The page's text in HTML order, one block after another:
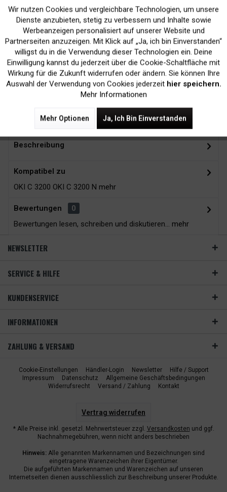
Kein Verlust der
Druckergarantie
Versand innerhalb von
24H*
Zubehör 12
Beschreibung
Kompatibel zu
OKI C 3200 OKI C 3200 N mehr
Bewertungen
0
Bewertungen lesen, schreiben und diskutieren... mehr
NEWSLETTER
SERVICE & HILFE
KUNDENSERVICE
INFORMATIONEN
ZAHLUNG & VERSAND
Cookie-Einstellungen Händler-Login Newsletter
Hilfe / Support
Impressum
Datenschutz
Allgemeine Geschäftsbedingungen
Widerrufsrecht
Versand / Zahlung Kontakt
Vertrag widerrufen
* Alle Preise inkl. gesetzl. Mehrwertsteuer zzgl. Versandkosten und ggf.
Nachnahmegebühren, wenn nicht anders beschrieben
Hinweis: Alle genannten Markennamen und Bezeichnungen sind
eingetragene Warenzeichen ihrer Eigentümer.
Die aufgeführten Markennamen und Warenzeichen auf unseren
Internetseiten dienen ausschliesslich zur Beschreibung unserer Produkte.
Funktionale Aktiv
Marketing Inaktiv
Tracking Inaktiv
Wir nutzen Cookies und vergleichbare Technologien, um unsere
Dienste anzubieten, stetig zu verbessern und Inhalte sowie
Werbeanzeigen personalisiert auf unserer Website und
Partnerseiten anzuzeigen. Mit Klick auf „Ja, ich bin Einverstanden“
willigst du in die Verwendung dieser Technologien ein. Deine
Einwilligung kannst du jederzeit über die Cookie-Schaltfläche mit
Wirkung für die Zukunft widerrufen oder ändern. Sie können Ihre
Auswahl der Verwendung von Cookies jederzeit hier speichern.
Mehr Informationen
Mehr Optionen Ja, Ich Bin Einverstanden